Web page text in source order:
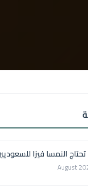
النمسا فيزا للسعوديين؟